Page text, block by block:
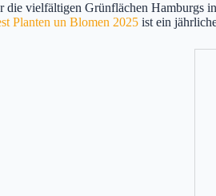
vielfältigen Grünflächen Hamburgs
Planten un Blomen 2025 ist ein